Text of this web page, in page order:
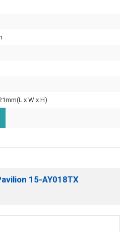
x W x H)
15-AY018TX